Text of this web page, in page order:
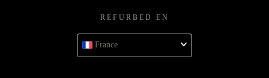
REFURBED EN
France